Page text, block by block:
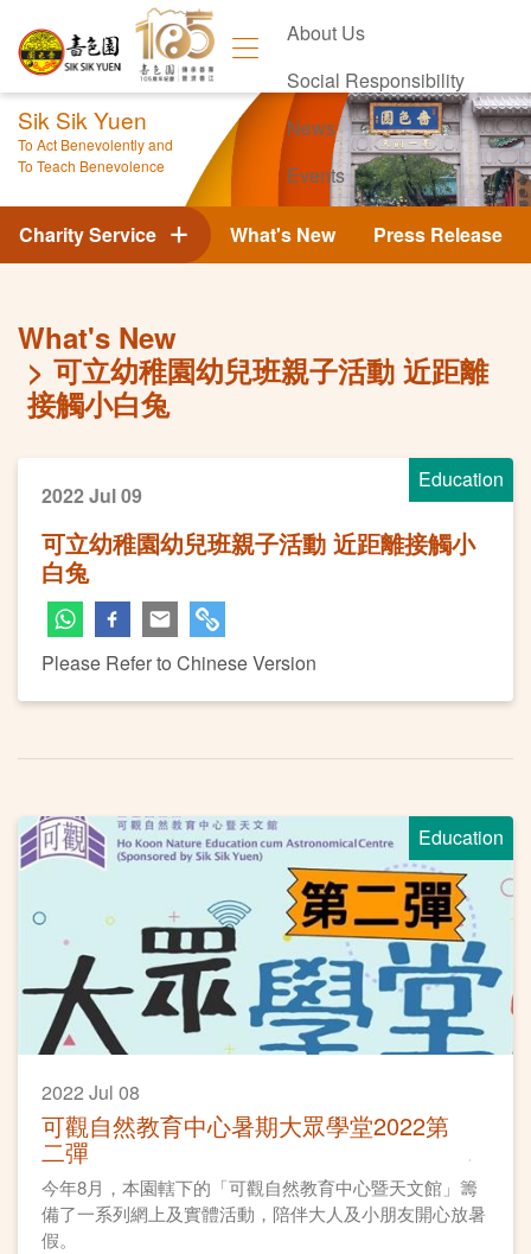
About Us
Social Responsibility
News
Events
Contact Us
Sik Sik Yuen
To Act Benevolently and
To Teach Benevolence
What's New Press Release
Charity Service
What's New
可立幼稚園幼兒班親子活動 近距離
接觸小白兔
Education
2022 Jul 09
可立幼稚園幼兒班親子活動 近距離接觸小
白兔
Please Refer to Chinese Version
Education
2022 Jul 08
可觀自然教育中心暑期大眾學堂2022第
二彈
今年8月，本園轄下的「可觀自然教育中心暨天文館」籌
備了一系列網上及實體活動，陪伴大人及小朋友開心放暑
假。